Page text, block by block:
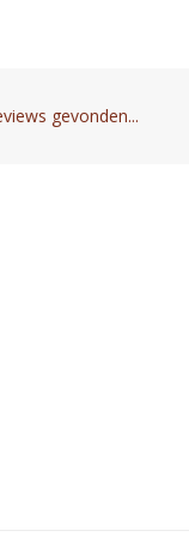
gevonden...